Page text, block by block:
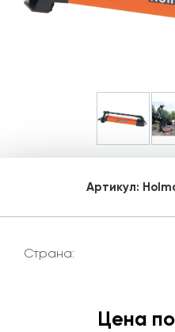
Артикул:
Страна:
Цена